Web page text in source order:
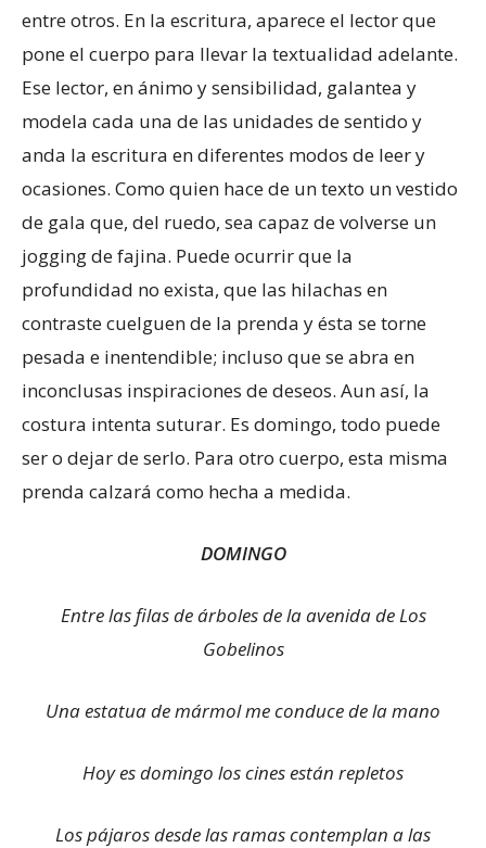
entre otros. En la escritura, aparece el lector que
pone el cuerpo para llevar la textualidad adelante.
Ese lector, en ánimo y sensibilidad, galantea y
modela cada una de las unidades de sentido y
anda la escritura en diferentes modos de leer y
ocasiones. Como quien hace de un texto un vestido
de gala que, del ruedo, sea capaz de volverse un
jogging de fajina. Puede ocurrir que la
profundidad no exista, que las hilachas en
contraste cuelguen de la prenda y ésta se torne
pesada e inentendible; incluso que se abra en
inconclusas inspiraciones de deseos. Aun así, la
costura intenta suturar. Es domingo, todo puede
ser o dejar de serlo. Para otro cuerpo, esta misma
prenda calzará como hecha a medida.
DOMINGO
Entre las filas de árboles de la avenida de Los
Gobelinos
Una estatua de mármol me conduce de la mano
Hoy es domingo los cines están repletos
Los pájaros desde las ramas contemplan a las